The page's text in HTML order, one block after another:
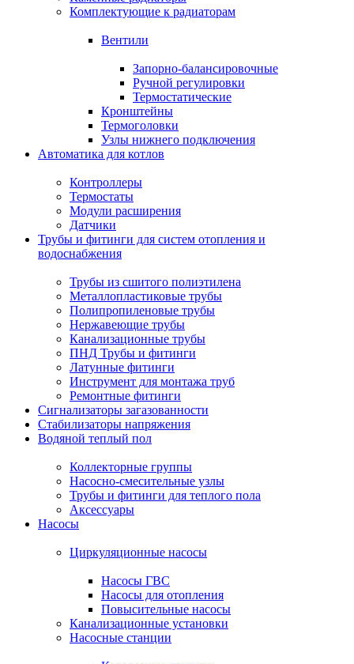
Комплектующие к радиаторам
Вентили
Запорно-балансировочные
Ручной регулировки
Термостатические
Кронштейны
Термоголовки
Узлы нижнего подключения
Автоматика для котлов
Контроллеры
Термостаты
Модули расширения
Датчики
Трубы и фитинги для систем отопления и
водоснабжения
Трубы из сшитого полиэтилена
Металлопластиковые трубы
Полипропиленовые трубы
Нержавеющие трубы
Канализационные трубы
ПНД Трубы и фитинги
Латунные фитинги
Инструмент для монтажа труб
Ремонтные фитинги
Сигнализаторы загазованности
Стабилизаторы напряжения
Водяной теплый пол
Коллекторные группы
Насосно-смесительные узлы
Трубы и фитинги для теплого пола
Аксессуары
Насосы
Циркуляционные насосы
Насосы ГВС
Насосы для отопления
Повысительные насосы
Канализационные установки
Насосные станции